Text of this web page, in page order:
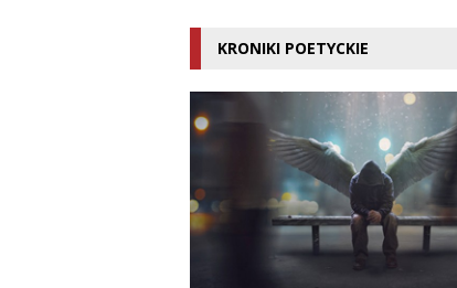
KRONIKI POETYCKIE